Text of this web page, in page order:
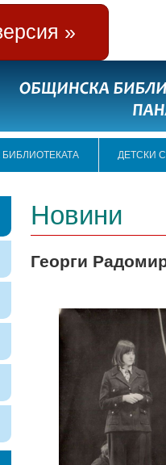
»
БИБЛИОТЕКАТА ДЕТСКИ
Новини
Георги